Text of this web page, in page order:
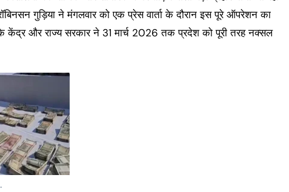
गुड़िया ने मंगलवार को एक प्रेस वार्ता के दौरान इस पूरे ऑपरेशन का
केंद्र और राज्य सरकार ने 31 मार्च 2026 तक प्रदेश को पूरी तरह नक्सल